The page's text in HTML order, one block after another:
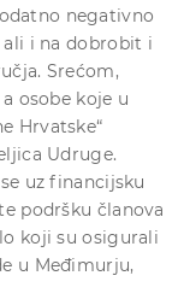
negativno
i na dobrobit i
Srećom,
osobe koje u
Hrvatske“
Udruge.
uz financijsku
podršku članova
koji su osigurali
u Međimurju,